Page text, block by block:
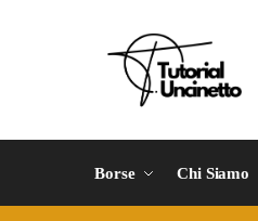
Borse Chi Siamo